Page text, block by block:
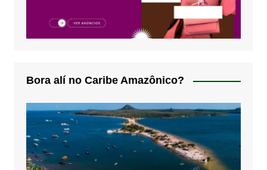
Bora alí no Caribe Amazônico?